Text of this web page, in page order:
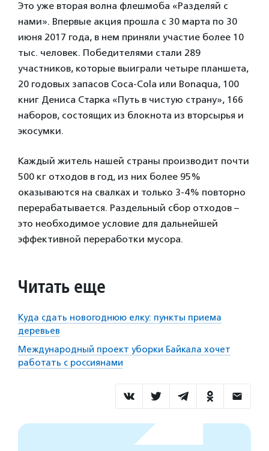
Это уже вторая волна флешмоба «Разделяй с
нами». Впервые акция прошла с 30 марта по 30
июня 2017 года, в нем приняли участие более 10
тыс. человек. Победителями стали 289
участников, которые выиграли четыре планшета,
20 годовых запасов Coca-Cola или Bonaqua, 100
книг Дениса Старка «Путь в чистую страну», 166
наборов, состоящих из блокнота из вторсырья и
экосумки.
Каждый житель нашей страны производит почти
500 кг отходов в год, из них более 95%
оказываются на свалках и только 3-4% повторно
перерабатывается. Раздельный сбор отходов –
это необходимое условие для дальнейшей
эффективной переработки мусора.
Читать еще
Куда сдать новогоднюю елку: пункты приема
деревьев
Международный проект уборки Байкала хочет
работать с россиянами